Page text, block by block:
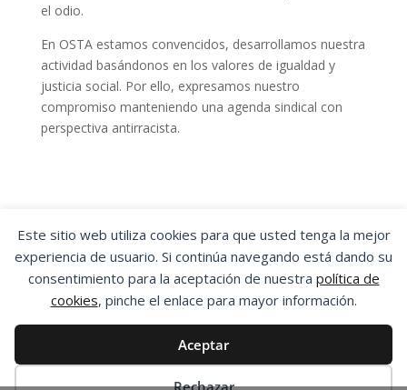
Este sitio web utiliza cookies para que usted tenga la mejor
experiencia de usuario. Si continúa navegando está dando su
consentimiento para la aceptación de nuestra política de
cookies, pinche el enlace para mayor información.
Aceptar
Rechazar
el odio.
En OSTA estamos convencidos, desarrollamos nuestra
actividad basándonos en los valores de igualdad y
justicia social. Por ello, expresamos nuestro
compromiso manteniendo una agenda sindical con
perspectiva antirracista.
OSTA
ORGANIZACIÓN SINDICAL DE
TRABAJADORES Y TRABAJADORAS DE ARAGÓN
Aviso Legal
Política de Privacidad
Esta obra está bajo una